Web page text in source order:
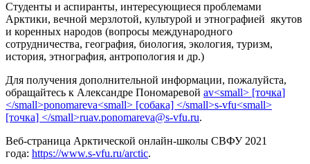
Студенты и аспиранты, интересующиеся проблемами
Арктики, вечной мерзлотой, культурой и этнографией якутов
и коренных народов (вопросы международного
сотрудничества, география, биология, экология, туризм,
история, этнография, антропология и др.)
Для получения дополнительной информации, пожалуйста,
обращайтесь к Александре Пономаревой
.
Веб-страница Арктической онлайн-школы СВФУ 2021
года: https://www.s-vfu.ru/arctic.